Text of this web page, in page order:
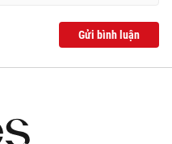
Gửi bình luận